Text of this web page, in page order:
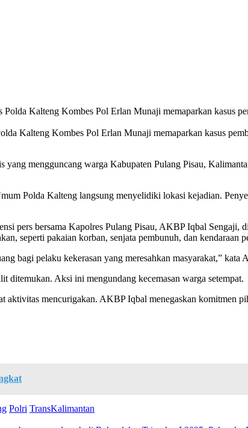
Kalteng Kombes Pol Erlan Munaji memaparkan kasus
yang mengguncang warga Kabupaten Pulang Pisau,
Polda Kalteng langsung menyelidiki lokasi kejadian.
pers bersama Kapolres Pulang Pisau, AKBP Iqbal Sengaji,
seperti pakaian korban, senjata pembunuh, dan kendaraan
bagi pelaku kekerasan yang meresahkan masyarakat,” kata
ditemukan. Aksi ini mengundang kecemasan warga setempat.
aktivitas mencurigakan. AKBP Iqbal menegaskan komitmen
Polri TransKalimantan